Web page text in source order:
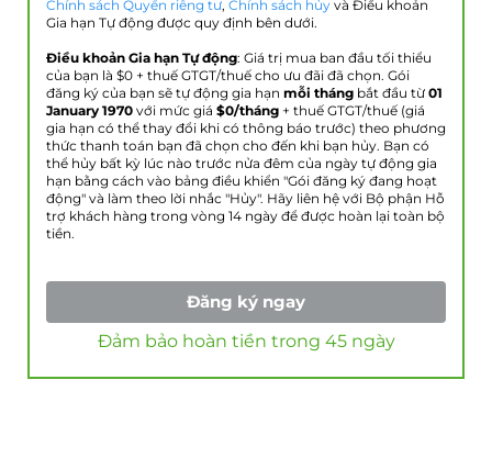
Chính sách Quyền riêng tư, Chính sách hủy và Điều khoản
Gia hạn Tự động được quy định bên dưới.
Điều khoản Gia hạn Tự động: Giá trị mua ban đầu tối thiểu
của bạn là $0 + thuế GTGT/thuế cho ưu đãi đã chọn. Gói
đăng ký của bạn sẽ tự động gia hạn mỗi tháng bắt đầu từ 01
January 1970 với mức giá $0/tháng + thuế GTGT/thuế (giá
gia hạn có thể thay đổi khi có thông báo trước) theo phương
thức thanh toán bạn đã chọn cho đến khi bạn hủy. Bạn có
thể hủy bất kỳ lúc nào trước nửa đêm của ngày tự động gia
hạn bằng cách vào bảng điều khiển "Gói đăng ký đang hoạt
động" và làm theo lời nhắc "Hủy". Hãy liên hệ với Bộ phận Hỗ
trợ khách hàng trong vòng 14 ngày để được hoàn lại toàn bộ
tiền.
Đăng ký ngay
Đảm bảo hoàn tiền trong 45 ngày